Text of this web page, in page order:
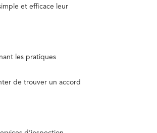
et efficace leur
les pratiques
de trouver un accord